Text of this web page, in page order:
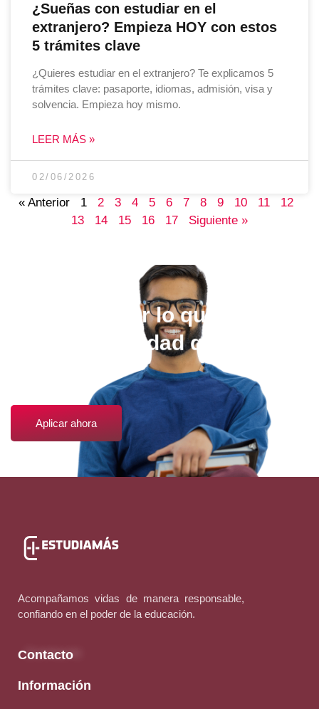
¿Sueñas con estudiar en el
extranjero? Empieza HOY con estos
5 trámites clave
¿Quieres estudiar en el extranjero? Te explicamos 5
trámites clave: pasaporte, idiomas, admisión, visa y
solvencia. Empieza hoy mismo.
LEER MÁS »
02/06/2026
« Anterior 1 2 3 4 5 6 7 8 9 10 11
12
13
14 15 16 17 Siguiente »
Elige estudiar lo que quieras,
en la universidad que más te
Aplicar ahora
Acompañamos vidas de manera responsable,
confiando en el poder de la educación.
Contacto
Información